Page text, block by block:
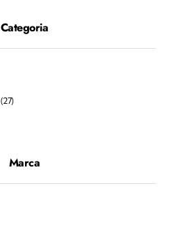
Categoria
(27)
Marca